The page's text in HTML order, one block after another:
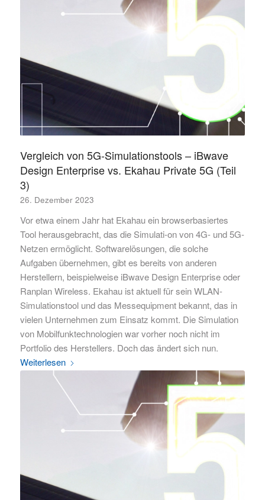
Vergleich von 5G-Simulationstools – iBwave
Design Enterprise vs. Ekahau Private 5G (Teil
3)
26. Dezember 2023
Vor etwa einem Jahr hat Ekahau ein browserbasiertes
Tool herausgebracht, das die Simulati-on von 4G- und 5G-
Netzen ermöglicht. Softwarelösungen, die solche
Aufgaben übernehmen, gibt es bereits von anderen
Herstellern, beispielweise iBwave Design Enterprise oder
Ranplan Wireless. Ekahau ist aktuell für sein WLAN-
Simulationstool und das Messequipment bekannt, das in
vielen Unternehmen zum Einsatz kommt. Die Simulation
von Mobilfunktechnologien war vorher noch nicht im
Portfolio des Herstellers. Doch das ändert sich nun.
Weiterlesen